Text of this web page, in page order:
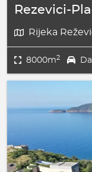
Rezevici-
Rijeka
8000m2 Da